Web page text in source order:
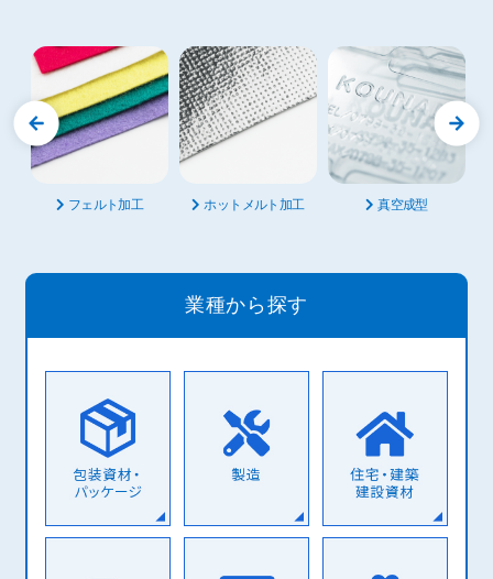
フェルト加工 ホットメルト加工 真空成型
業種から探す